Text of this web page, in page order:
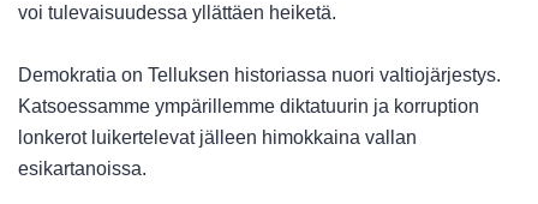
voi tulevaisuudessa yllättäen heiketä.
Demokratia on Telluksen historiassa nuori valtiojärjestys.
Katsoessamme ympärillemme diktatuurin ja korruption
lonkerot luikertelevat jälleen himokkaina vallan
esikartanoissa.